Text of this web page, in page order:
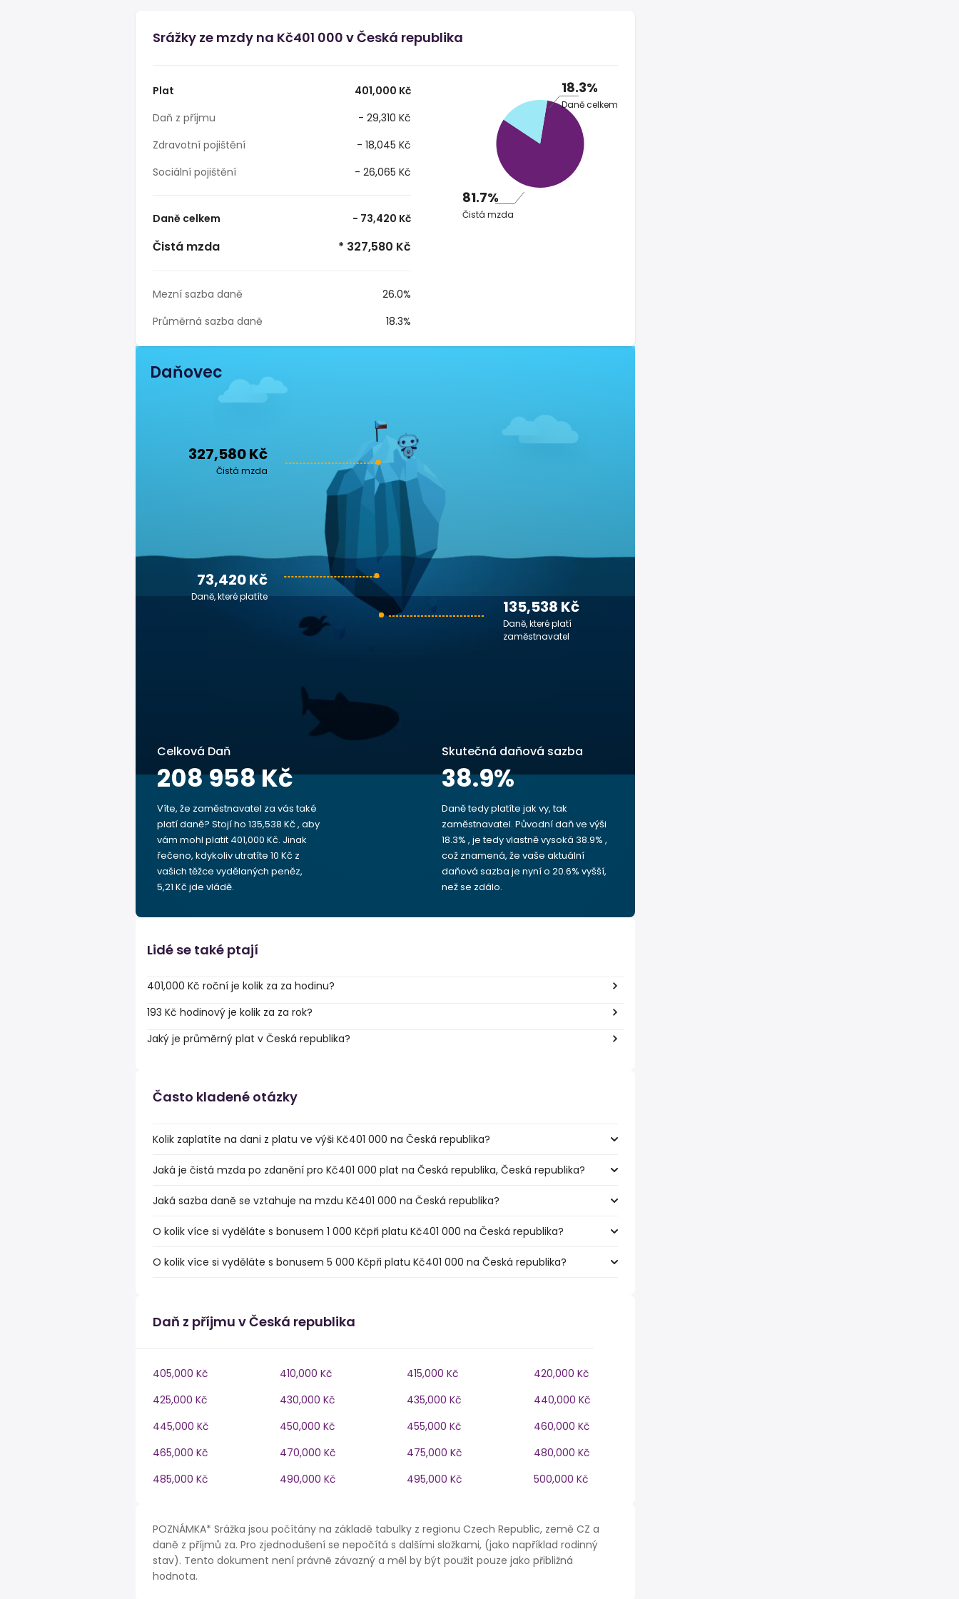
Srážky ze mzdy na Kč401 000 v Česká republika
Plat
401,000 Kč
Daň z příjmu
- 29,310 Kč
Zdravotní pojištění
- 18,045 Kč
Sociální pojištění
- 26,065 Kč
Daně celkem - 73,420 Kč
Čistá mzda * 327,580 Kč
Mezní sazba daně
26.0%
Průměrná sazba daně
18.3%
18.3%
Daně celkem
81.7%
Čistá mzda
Daňovec
327,580 Kč
Čistá mzda
135,538 Kč
Daně, které platí
zaměstnavatel
73,420 Kč
Daně, které platíte
Celková Daň
208 958 Kč
Víte, že zaměstnavatel za vás také
platí daně? Stojí ho 135,538 Kč , aby
vám mohl platit 401,000 Kč. Jinak
řečeno, kdykoliv utratíte 10 Kč z
vašich těžce vydělaných peněz,
5,21 Kč jde vládě.
Skutečná daňová sazba
38.9%
Daně tedy platíte jak vy, tak
zaměstnavatel. Původní daň ve výši
18.3% , je tedy vlastně vysoká 38.9% ,
což znamená, že vaše aktuální
daňová sazba je nyní o 20.6% vyšší,
než se zdálo.
Lidé se také ptají
401,000 Kč roční je kolik za za hodinu?
193 Kč hodinový je kolik za za rok?
Jaký je průměrný plat v Česká republika?
Často kladené otázky
Kolik zaplatíte na dani z platu ve výši Kč401 000 na Česká republika?
Jaká je čistá mzda po zdanění pro Kč401 000 plat na Česká republika, Česká republika?
Jaká sazba daně se vztahuje na mzdu Kč401 000 na Česká republika?
O kolik více si vyděláte s bonusem 1 000 Kčpři platu Kč401 000 na Česká republika?
O kolik více si vyděláte s bonusem 5 000 Kčpři platu Kč401 000 na Česká republika?
Daň z příjmu v Česká republika
405,000 Kč 410,000 Kč 415,000 Kč
420,000 Kč
425,000 Kč
430,000 Kč 435,000 Kč
440,000 Kč
445,000 Kč
450,000 Kč 455,000 Kč
460,000 Kč
465,000 Kč
470,000 Kč 475,000 Kč
480,000 Kč
485,000 Kč
490,000 Kč 495,000 Kč 500,000 Kč
POZNÁMKA* Srážka jsou počítány na základě tabulky z regionu Czech Republic, země CZ a
daně z příjmů za. Pro zjednodušení se nepočítá s dalšími složkami, (jako například rodinný
stav). Tento dokument není právně závazný a měl by být použit pouze jako přibližná
hodnota.